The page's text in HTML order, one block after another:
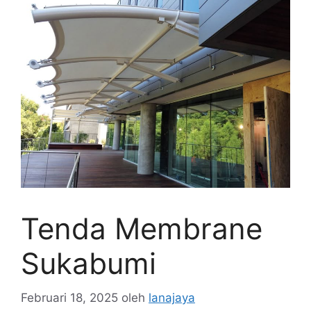
Tenda Membrane
Sukabumi
Februari 18, 2025 oleh lanajaya